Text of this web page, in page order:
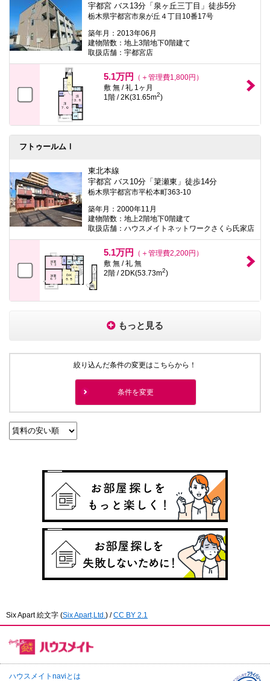
宇都宮 バス13分「泉ヶ丘三丁目」徒歩5分
栃木県宇都宮市泉が丘４丁目10番17号
築年月：2013年06月
建物階数：地上3階地下0階建て
取扱店舗：宇都宮店
5.1万円
（＋管理費1,800円）
敷 無 / 礼 1ヶ月
1階 / 2K(31.65m2)
フトゥールムⅠ
東北本線
宇都宮 バス10分「簗瀬東」徒歩14分
栃木県宇都宮市平松本町363-10
築年月：2000年11月
建物階数：地上2階地下0階建て
取扱店舗：ハウスメイトネットワークさくら氏家店
5.1万円
（＋管理費2,200円）
敷 無 / 礼 無
2階 / 2DK(53.73m2)
もっと見る
絞り込んだ条件の変更はこちらから！
条件を変更
Six Apart 絵文字 (Six Apart,Ltd. ) /CC BY 2.1
ハウスメイトnaviとは